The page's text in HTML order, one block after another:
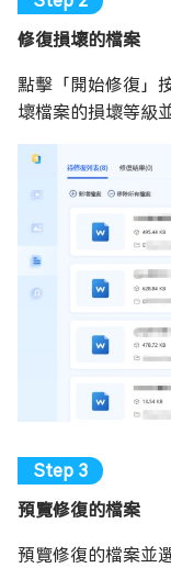
修復損壞的檔案
點擊「開始修復」
壞檔案的損壞等級
預覽修復的檔案
預覽修復的檔案並